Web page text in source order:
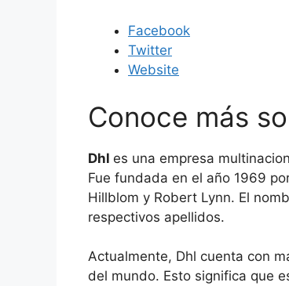
Facebook
Twitter
Website
Conoce más
Dhl es una empresa
Fue fundada en el año 1969
Hillblom y Robert Lynn. El
respectivos apellidos.
Actualmente, Dhl cuenta con
del mundo. Esto significa que